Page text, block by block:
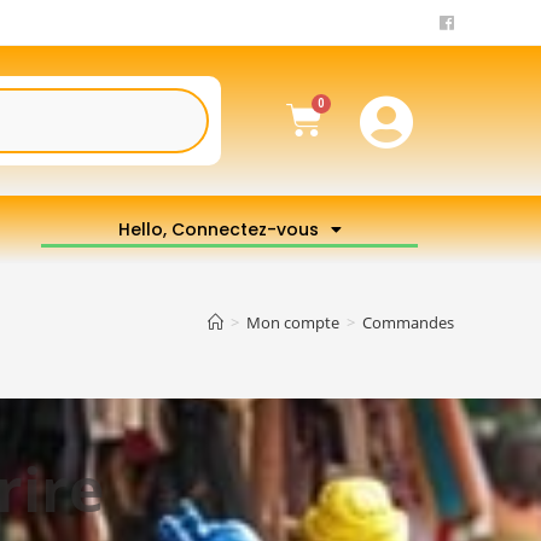
Hello, Connectez-vous
> Mon compte > Commandes